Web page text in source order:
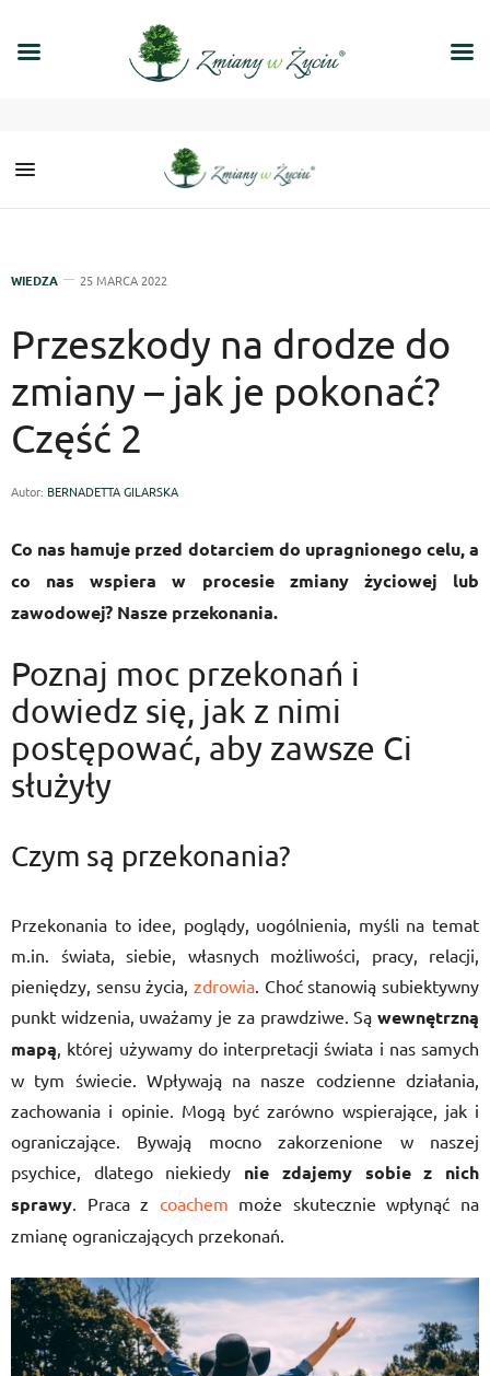
WIEDZA 25 MARCA 2022
Przeszkody na drodze do
zmiany – jak je pokonać?
Część 2
Autor: BERNADETTA GILARSKA
Co nas hamuje przed dotarciem do upragnionego celu, a
co nas wspiera w procesie zmiany życiowej lub
zawodowej? Nasze przekonania.
Poznaj moc przekonań i
dowiedz się, jak z nimi
postępować, aby zawsze Ci
służyły
Czym są przekonania?
Przekonania to idee, poglądy, uogólnienia, myśli na temat
m.in. świata, siebie, własnych możliwości, pracy, relacji,
pieniędzy, sensu życia, zdrowia. Choć stanowią subiektywny
punkt widzenia, uważamy je za prawdziwe. Są wewnętrzną
mapą, której używamy do interpretacji świata i nas samych
w tym świecie. Wpływają na nasze codzienne działania,
zachowania i opinie. Mogą być zarówno wspierające, jak i
ograniczające. Bywają mocno zakorzenione w naszej
psychice, dlatego niekiedy nie zdajemy sobie z nich
sprawy. Praca z coachem może skutecznie wpłynąć na
zmianę ograniczających przekonań.